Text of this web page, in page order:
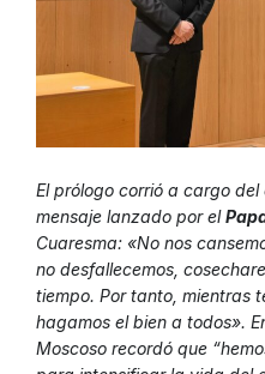
El prólogo corrió a cargo
mensaje lanzado por el
Cuaresma: «No nos
no desfallecemos,
tiempo. Por tanto, mientras
hagamos el bien a todos».
Moscoso recordó que